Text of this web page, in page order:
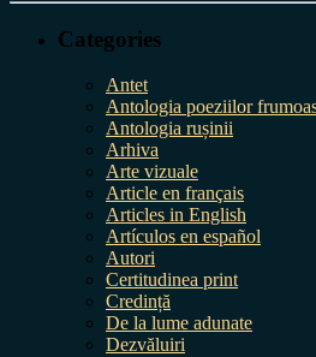
Categories
Antet
Antologia poeziilor
Antologia rușinii
Arhiva
Arte vizuale
Article en français
Articles in English
Artículos en español
Autori
Certitudinea print
Credință
De la lume adunate
Dezvăluiri